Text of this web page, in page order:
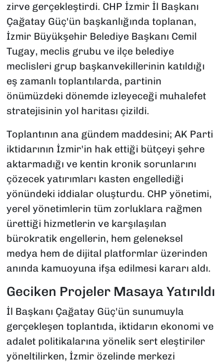
zirve gerçekleştirdi. CHP İzmir İl Başkanı
Çağatay Güç'ün başkanlığında toplanan,
İzmir Büyükşehir Belediye Başkanı Cemil
Tugay, meclis grubu ve ilçe belediye
meclisleri grup başkanvekillerinin katıldığı
eş zamanlı toplantılarda, partinin
önümüzdeki dönemde izleyeceği muhalefet
stratejisinin yol haritası çizildi.
Toplantının ana gündem maddesini; AK Parti
iktidarının İzmir'in hak ettiği bütçeyi şehre
aktarmadığı ve kentin kronik sorunlarını
çözecek yatırımları kasten engellediği
yönündeki iddialar oluşturdu. CHP yönetimi,
yerel yönetimlerin tüm zorluklara rağmen
ürettiği hizmetlerin ve karşılaşılan
bürokratik engellerin, hem geleneksel
medya hem de dijital platformlar üzerinden
anında kamuoyuna ifşa edilmesi kararı aldı.
Geciken Projeler Masaya Yatırıldı
İl Başkanı Çağatay Güç'ün sunumuyla
gerçekleşen toplantıda, iktidarın ekonomi ve
adalet politikalarına yönelik sert eleştiriler
yöneltilirken, İzmir özelinde merkezi